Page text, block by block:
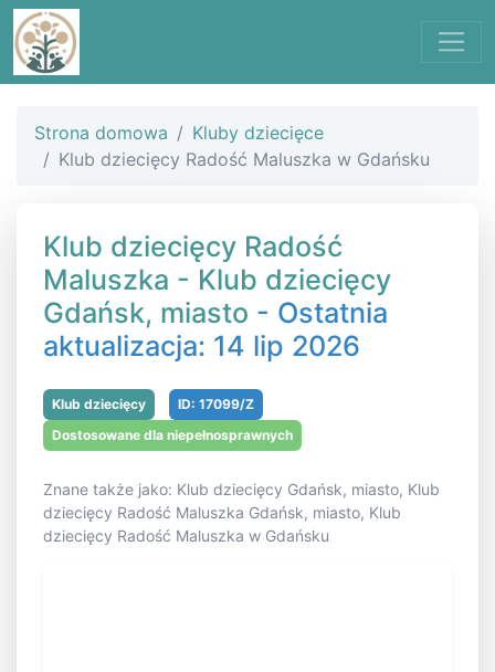
Strona domowa
Kluby dziecięce
Klub dziecięcy Radość Maluszka w Gdańsku
Klub dziecięcy Radość
Maluszka - Klub dziecięcy
Gdańsk, miasto - Ostatnia
aktualizacja: 14 lip 2026
Klub dziecięcy
ID: 17099/Z
Dostosowane dla niepełnosprawnych
Znane także jako: Klub dziecięcy Gdańsk, miasto, Klub
dziecięcy Radość Maluszka Gdańsk, miasto, Klub
dziecięcy Radość Maluszka w Gdańsku